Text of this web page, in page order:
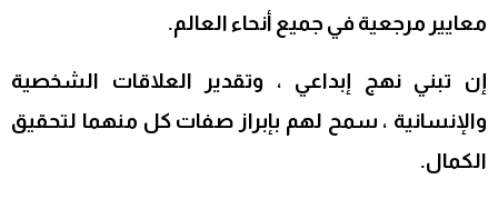
معايير مرجعية في جميع أنحاء العالم.
إن تبني نهج إبداعي ، وتقدير العلاقات الشخصية
والإنسانية ، سمح لهم بإبراز صفات كل منهما لتحقيق
الكمال.